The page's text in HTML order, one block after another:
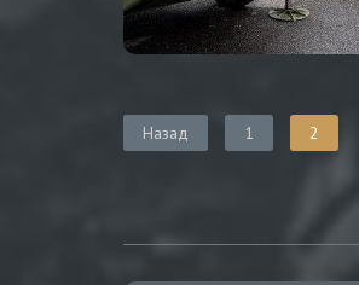
Назад 1 2